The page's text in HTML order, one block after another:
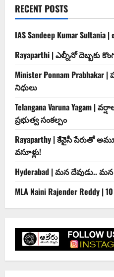
RECENT POSTS
IAS Sandeep Kumar
Rayaparthi | ఎల్నీనో దెబ్బకు
Minister Ponnam
నిధులు
Telangana Varuna Yagam |
ప్రభుత్వ సంకల్పం
Rayaparthy | కేవైసీ పేరుతో
వసూళ్లు!
Hyderabad | మ‌న దేవుడు..
MLA Naini Rajender Reddy